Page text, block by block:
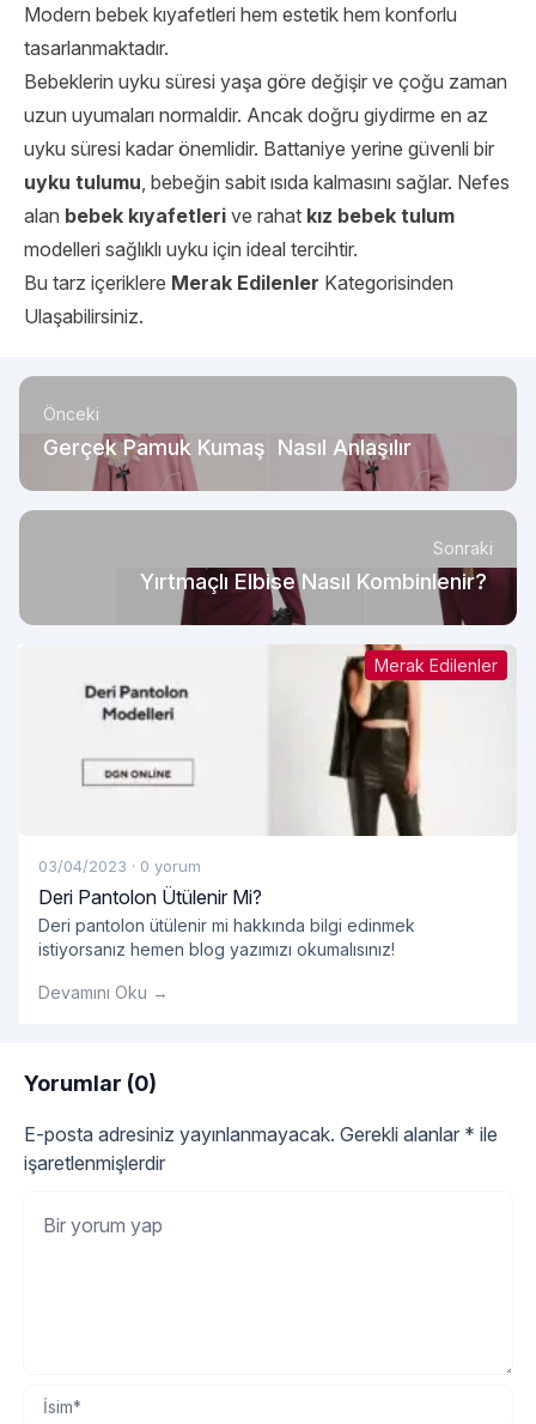
Modern bebek kıyafetleri hem estetik hem konforlu
tasarlanmaktadır.
Bebeklerin uyku süresi yaşa göre değişir ve çoğu zaman
uzun uyumaları normaldir. Ancak doğru giydirme en az
uyku süresi kadar önemlidir. Battaniye yerine güvenli bir
uyku tulumu , bebeğin sabit ısıda kalmasını sağlar. Nefes
alan bebek kıyafetleri ve rahat kız bebek tulum
modelleri sağlıklı uyku için ideal tercihtir.
Bu tarz içeriklere Merak Edilenler Kategorisinden
Ulaşabilirsiniz.
Önceki
Gerçek Pamuk Kumaş Nasıl Anlaşılır
Sonraki
Yırtmaçlı Elbise Nasıl Kombinlenir?
Merak Edilenler
03/04/2023 · 0 yorum
Deri Pantolon Ütülenir Mi?
Deri pantolon ütülenir mi hakkında bilgi edinmek
istiyorsanız hemen blog yazımızı okumalısınız!
Devamını Oku →
Yorumlar (0)
E-posta adresiniz yayınlanmayacak. Gerekli alanlar * ile
işaretlenmişlerdir